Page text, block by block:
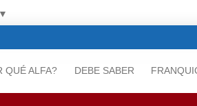
▼
QUÉ ALFA? DEBE SABER